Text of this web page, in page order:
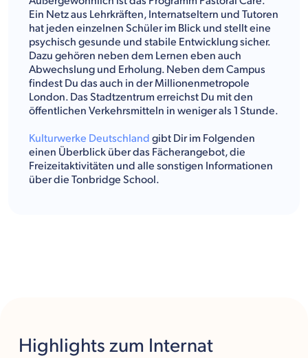
Ein Netz aus Lehrkräften, Internatseltern und Tutoren
hat jeden einzelnen Schüler im Blick und stellt eine
psychisch gesunde und stabile Entwicklung sicher.
Dazu gehören neben dem Lernen eben auch
Abwechslung und Erholung. Neben dem Campus
findest Du das auch in der Millionenmetropole
London. Das Stadtzentrum erreichst Du mit den
öffentlichen Verkehrsmitteln in weniger als 1 Stunde.
Kulturwerke Deutschland gibt Dir im Folgenden
einen Überblick über das Fächerangebot, die
Freizeitaktivitäten und alle sonstigen Informationen
über die Tonbridge School.
Highlights zum Internat